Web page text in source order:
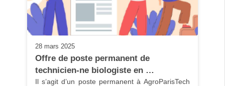
28 mars 2025
Offre de poste permanent de
technicien-ne biologiste en …
Il s’agit d’un poste permanent à AgroParisTech